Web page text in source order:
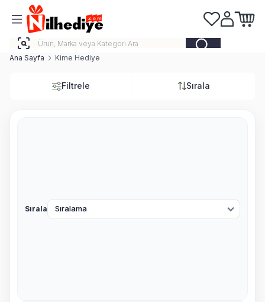
Favorilerim
Hesabım
Ana Sayfa Kime Hediye
Filtrele Sırala
Sırala